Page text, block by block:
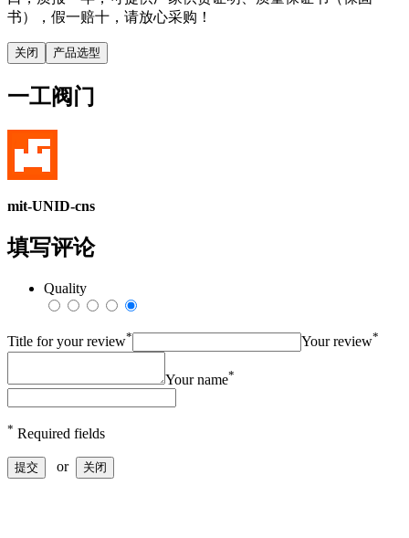
书），假一赔十，请放心采购！
关闭 产品选型
一工阀门
mit-UNID-cns
填写评论
Quality
Title for your review* Your review*
Your name*
* Required fields
提交 or 关闭